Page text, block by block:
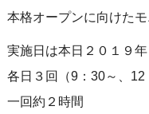
本格オープンに向けた
実施日は本日２０１９
各日３回（9：30～、12
一回約２時間